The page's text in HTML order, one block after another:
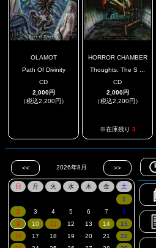
OLAMOT
Path Of Divinity
CD
2,000円
（税込2,200円）
HORROR CHAMBER
Thoughts: The S ...
CD
2,000円
（税込2,200円）
※在庫残り 3